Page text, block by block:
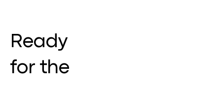
Ready
for the